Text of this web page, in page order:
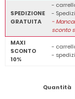
SPEDIZIONE
GRATUITA
-
-
-
sconto
MAXI
SCONTO
10%
-
-
Quantità